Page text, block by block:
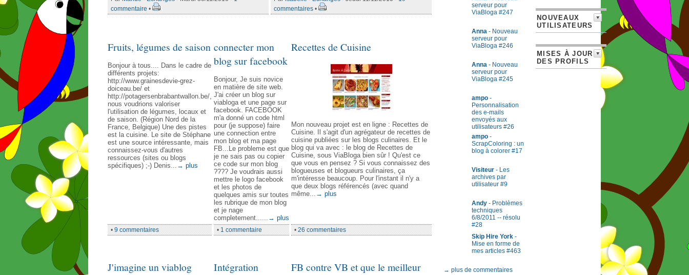
commentaire •
commentaires •
Fruits, légumes de saison
Bonjour à tous.... Dans le cadre de
différents projets:
http://www.grainesdevie-grez-
doiceau.be/ et
http://potagersenbrabantwallon.be/,
nous voudrions valoriser
l'utilisation de légumes, locaux et
de saison. (Région Nord de la
France, Belgique) Une des pistes
est la cuisine. Le site de Stéphane
est une source intéressante, mais
connaissez-vous d'autres
ressources (sites ou blogs
spécifiques) ;-) Denis... → plus
connecter mon
blog sur facebook
Bonjour, Je suis novice
en matière de site web.
J'ai créer un blog sur
viabloga et une page sur
facebook. FACEBOOK
m'a donné un code html
pour (je suppose) faire
une connection entre
mon blog et ma page
FB...Le probleme est que
je ne sais pas ou copier
ce code sur mon blog
???? Je voudrais aussi
mettre le logo facebook
et les photos de
quelques amis sur toutes
les rubrique de mon blog
et je nage
completement...... → plus
Recettes de Cuisine
Mon nouveau projet est en ligne : Recettes de
Cuisine. Il s'agit d'un agrégateur de recettes de
cuisine publiées sur les blogs culinaires. Et le
blog qui va avec : le blog de Recettes de
Cuisine, sous ViaBloga bien sûr ! Qu'est ce
que vous en pensez ? Si vous connaissez des
blogueuses et blogueurs culinaires, ça
m'intéresse beaucoup. Pour l'instant il n'y a
que deux blogs référencés (avec quand
même... → plus
• 9 commentaires • 1 commentaire • 26 commentaires
J'imagine un viablog
Intégration
FB contre VB et que le meilleur
serveur pour
ViaBloga #247
Anna - Nouveau
serveur pour
ViaBloga #246
Anna - Nouveau
serveur pour
ViaBloga #245
ampo -
Personnalisation
des e-mails
envoyés aux
utilisateurs #26
ampo -
ScrapColoring : un
blog à colorer #17
Visiteur - Les
archives par
utilisateur #9
Andy - Problèmes
techniques
6/8/2011 -- résolu
#28
Skip Hire York -
Mise en forme de
mes articles #463
→ plus de commentaires
NOUVEAUX
UTILISATEURS
MISES À JOUR
DES PROFILS